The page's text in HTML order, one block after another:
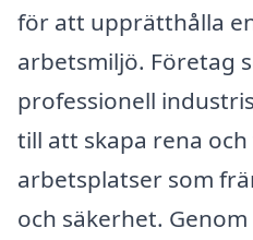
för att upprätthålla
arbetsmiljö. Företag
professionell
till att skapa rena
arbetsplatser som
och säkerhet.